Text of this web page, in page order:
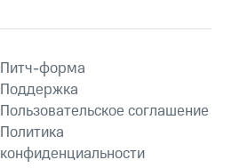
Питч-форма
Поддержка
Пользовательское соглашение
Политика
конфиденциальности